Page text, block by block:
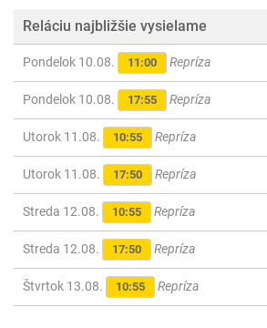
Reláciu najbližšie vysielame
Pondelok 10.08. 11:00 Repríza
Pondelok 10.08. 17:55 Repríza
Utorok 11.08. 10:55 Repríza
Utorok 11.08. 17:50 Repríza
Streda 12.08. 10:55 Repríza
Streda 12.08. 17:50 Repríza
Štvrtok 13.08. 10:55 Repríza